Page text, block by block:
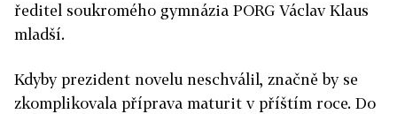
ředitel soukromého gymnázia PORG Václav Klaus
mladší.
Kdyby prezident novelu neschválil, značně by se
zkomplikovala příprava maturit v příštím roce. Do